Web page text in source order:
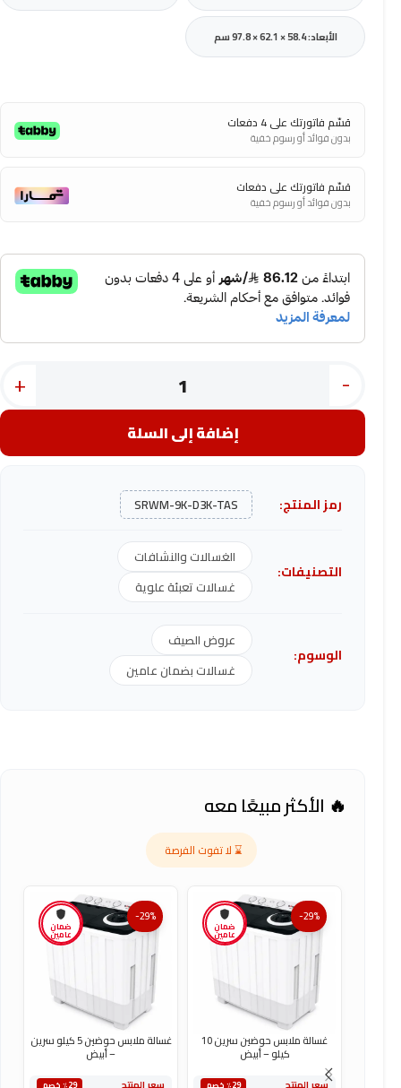
الأبعاد: 58.4 × 62.1 × 97.8 سم
قسّم فاتورتك على 4 دفعات
بدون فوائد أو رسوم خفية
قسّم فاتورتك على دفعات
بدون فوائد أو رسوم خفية
-
+
إضافة إلى السلة
رمز المنتج: SRWM-9K-D3K-TAS
التصنيفات:
الغسالات والنشافات
غسالات تعبئة علوية
الوسوم:
عروض الصيف
غسالات بضمان عامين
🔥 الأكثر مبيعًا معه
⌛ لا تفوت الفرصة
ضمان
عامين
-29%
غسالة ملابس حوضين سرين 10
كيلو – أبيض
ضمان
عامين
-29%
غسالة ملابس حوضين 5 كيلو سرين
– أبيض